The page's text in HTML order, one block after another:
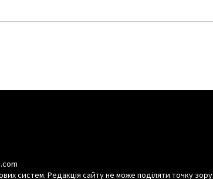
систем. Редакція сайту не може поділяти точку зору